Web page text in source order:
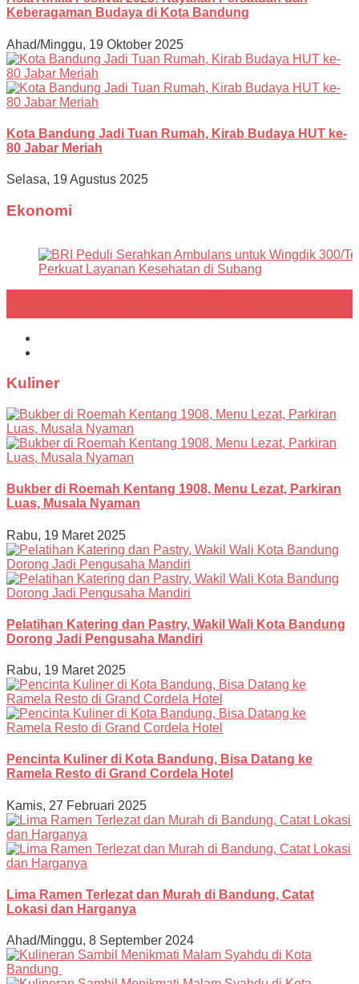
Keberagaman Budaya di Kota Bandung
Ahad/Minggu, 19 Oktober 2025
Kota Bandung Jadi Tuan Rumah, Kirab Budaya HUT ke-
80 Jabar Meriah
Selasa, 19 Agustus 2025
Ekonomi
Kuliner
Bukber di Roemah Kentang 1908, Menu Lezat, Parkiran
Luas, Musala Nyaman
Rabu, 19 Maret 2025
Pelatihan Katering dan Pastry, Wakil Wali Kota Bandung
Dorong Jadi Pengusaha Mandiri
Rabu, 19 Maret 2025
Pencinta Kuliner di Kota Bandung, Bisa Datang ke
Ramela Resto di Grand Cordela Hotel
Kamis, 27 Februari 2025
Lima Ramen Terlezat dan Murah di Bandung, Catat
Lokasi dan Harganya
Ahad/Minggu, 8 September 2024